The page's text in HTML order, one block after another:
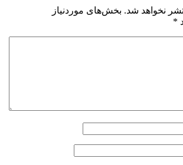
نخواهد شد. بخش‌های موردنیاز
*